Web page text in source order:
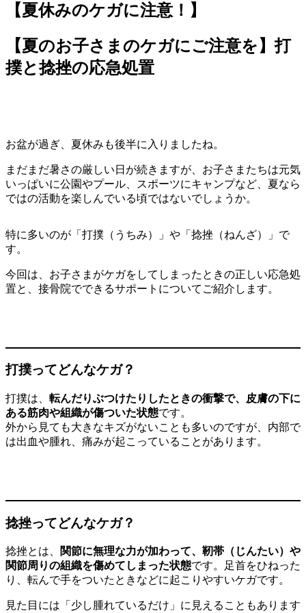
【夏休みのケガに注意！】
【夏のお子さまのケガにご注意を】打
撲と捻挫の応急処置
お盆が過ぎ、夏休みも後半に入りましたね。
まだまだ暑さの厳しい日が続きますが、お子さまたちは元気
いっぱいに公園やプール、スポーツにキャンプなど、夏なら
ではの活動を楽しんでいる頃ではないでしょうか。
特に多いのが「打撲（うちみ）」や「捻挫（ねんざ）」で
す。
今回は、お子さまがケガをしてしまったときの正しい応急処
置と、接骨院でできるサポートについてご紹介します。
打撲ってどんなケガ？
打撲は、 転んだりぶつけたりしたときの衝撃で、皮膚の下に
ある筋肉や組織が傷ついた状態です。
外から見ても大きなキズがないことも多いのですが、内部で
は出血や腫れ、痛みが起こっていることがあります。
捻挫ってどんなケガ？
捻挫とは、
関節に無理な力が加わって、靭帯（じんたい）や
関節周りの組織を傷めてしまった状態です。足首をひねった
り、転んで手をついたときなどに起こりやすいケガです。
見た目には「少し腫れているだけ」に見えることもあります